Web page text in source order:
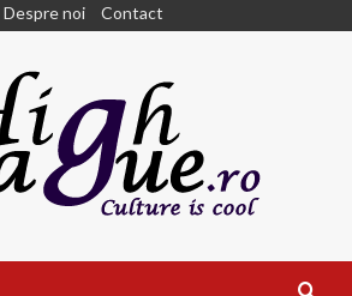
Despre noi Contact